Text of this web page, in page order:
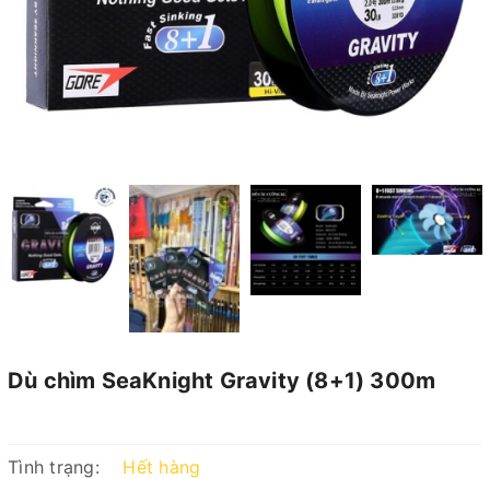
Dù chìm SeaKnight Gravity (8+1) 300m
Tình trạng:
Hết hàng